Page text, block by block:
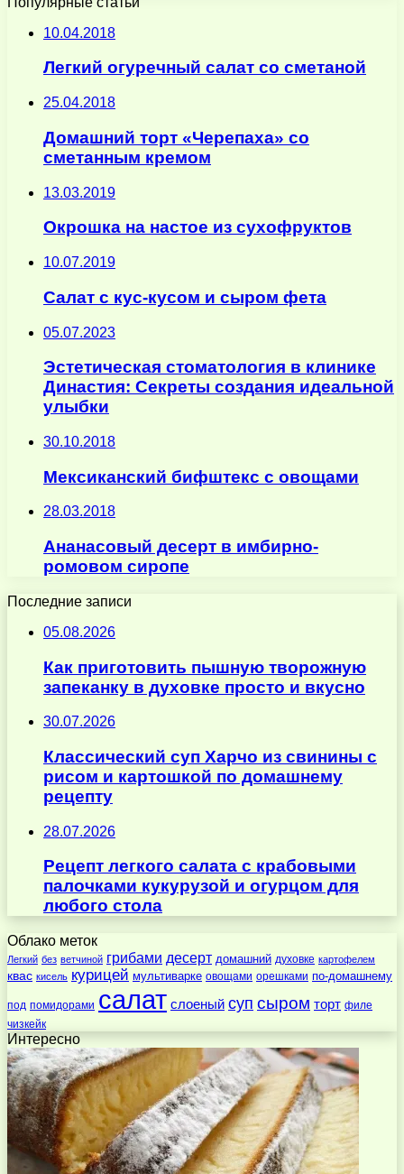
10.04.2018
Легкий огуречный салат со сметаной
25.04.2018
Домашний торт «Черепаха» со
сметанным кремом
13.03.2019
Окрошка на настое из сухофруктов
10.07.2019
Салат с кус-кусом и сыром фета
05.07.2023
Эстетическая стоматология в клинике
Династия: Секреты создания идеальной
улыбки
30.10.2018
Мексиканский бифштекс с овощами
28.03.2018
Ананасовый десерт в имбирно-
ромовом сиропе
Последние записи
05.08.2026
Как приготовить пышную творожную
запеканку в духовке просто и вкусно
30.07.2026
Классический суп Харчо из свинины с
рисом и картошкой по домашнему
рецепту
28.07.2026
Рецепт легкого салата с крабовыми
палочками кукурузой и огурцом для
любого стола
Облако меток
Легкий без ветчиной грибами десерт домашний духовке картофелем
квас кисель курицей мультиварке овощами орешками по-домашнему
под помидорами салат слоеный суп сыром торт филе
чизкейк
Интересно